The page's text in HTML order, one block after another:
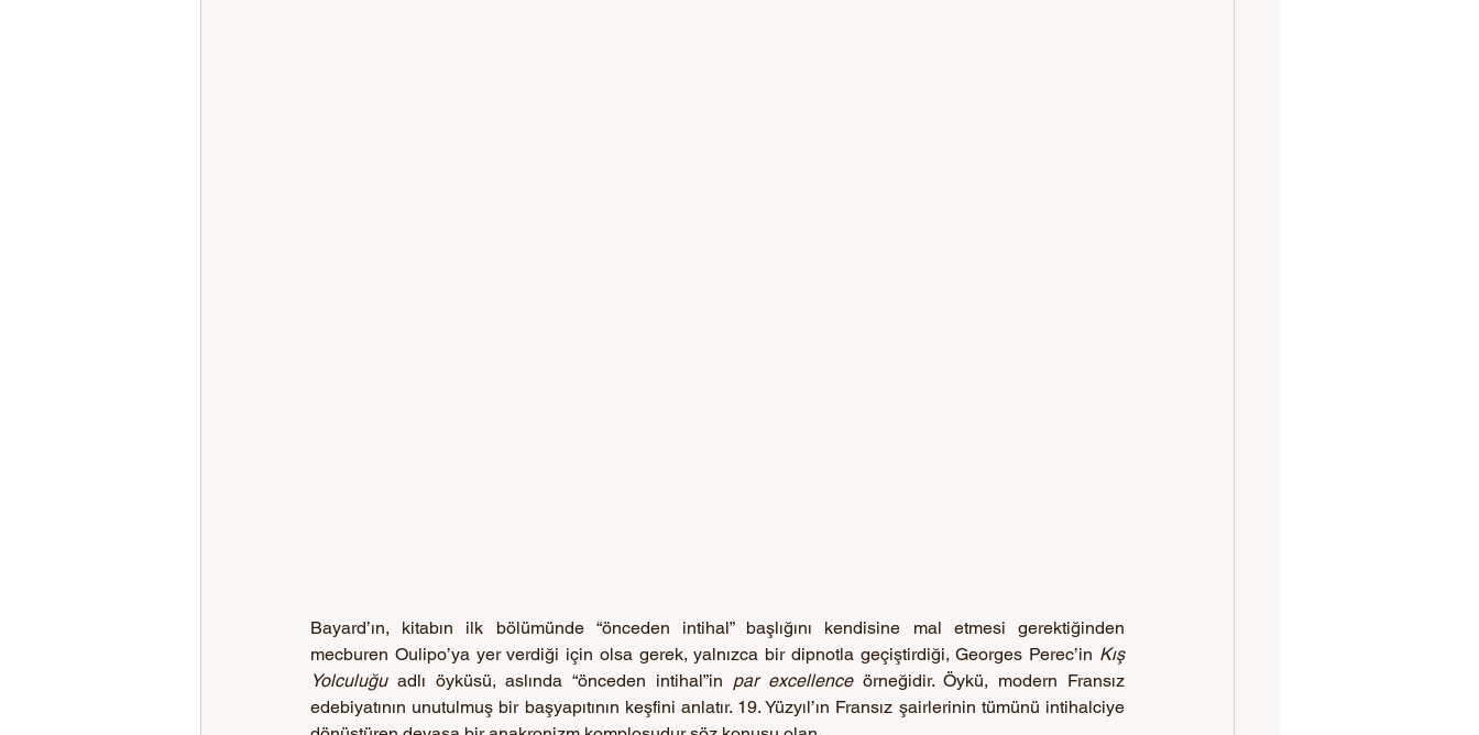
Bayard’ın, kitabın ilk bölümünde “önceden intihal” başlığını kendisine mal etmesi gerektiğinden
mecburen Oulipo’ya yer verdiği için olsa gerek, yalnızca bir dipnotla geçiştirdiği, Georges Perec’in Kış
Yolculuğu adlı öyküsü, aslında “önceden intihal”in par excellence örneğidir. Öykü, modern Fransız
edebiyatının unutulmuş bir başyapıtının keşfini anlatır. 19. Yüzyıl’ın Fransız şairlerinin tümünü intihalciye